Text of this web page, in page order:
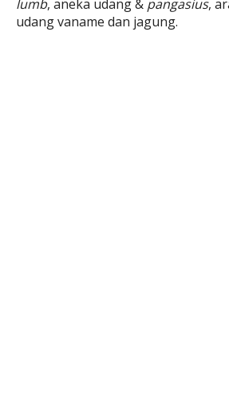
lumb, aneka udang & pangasius,
udang vaname dan jagung.